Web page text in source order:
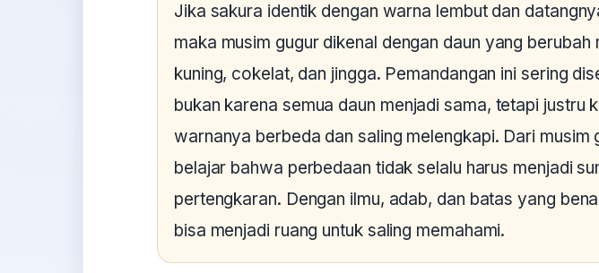
Jika sakura identik dengan warna lembut dan
maka musim gugur dikenal dengan daun yang berubah
kuning, cokelat, dan jingga. Pemandangan ini sering
bukan karena semua daun menjadi sama, tetapi justru
warnanya berbeda dan saling melengkapi. Dari musim
belajar bahwa perbedaan tidak selalu harus menjadi
pertengkaran. Dengan ilmu, adab, dan batas yang
bisa menjadi ruang untuk saling memahami.